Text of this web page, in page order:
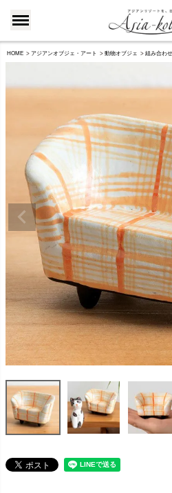
HOME アジアンオブジェ・アート 動物オブジェ 組み合わ